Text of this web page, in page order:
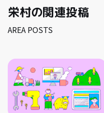
栄村の関連投稿
AREA POSTS